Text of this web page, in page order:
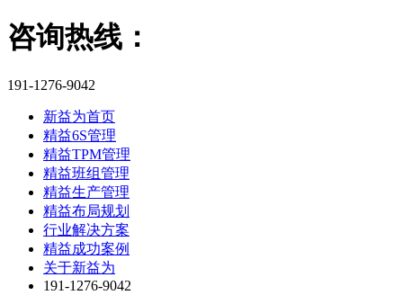
咨询热线：
191-1276-9042
新益为首页
精益6S管理
精益TPM管理
精益班组管理
精益生产管理
精益布局规划
行业解决方案
精益成功案例
关于新益为
191-1276-9042